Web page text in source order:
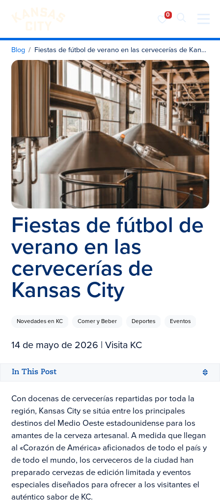
Visita KC
Ir al contenido
Blog Fiestas de fútbol de verano en las cervecerías de Kansas City
Fiestas de fútbol de
verano en las
cervecerías de
Kansas City
Novedades en KC Comer y Beber Deportes Eventos
14 de mayo de 2026 | Visita KC
In This Post
Con docenas de cervecerías repartidas por toda la
región, Kansas City se sitúa entre los principales
destinos del Medio Oeste estadounidense para los
amantes de la cerveza artesanal. A medida que llegan
al «Corazón de América» aficionados de todo el país y
de todo el mundo, los cerveceros de la ciudad han
preparado cervezas de edición limitada y eventos
especiales diseñados para ofrecer a los visitantes el
auténtico sabor de KC.